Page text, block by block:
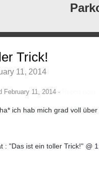
Trick!
11, 2014
February 11, 2014 ·
ich hab mich grad voll
: "Das ist ein toller Trick!" @